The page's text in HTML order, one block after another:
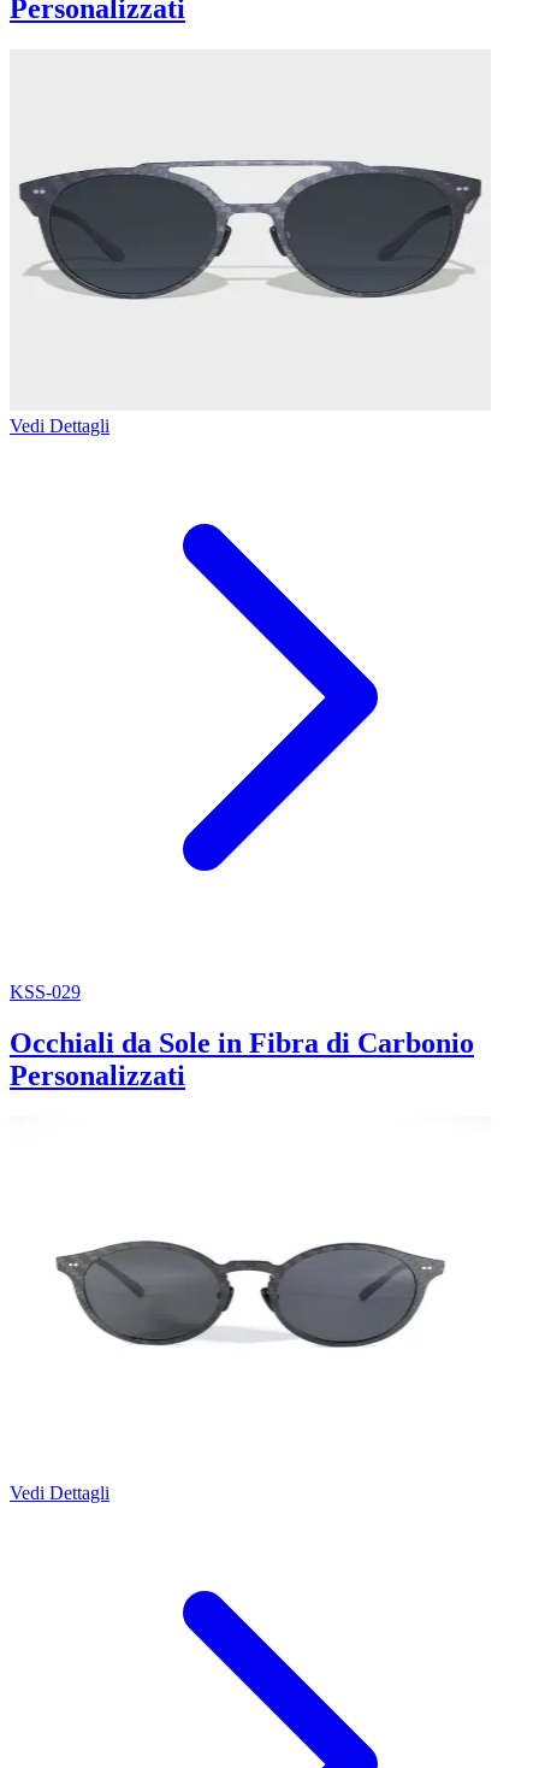
Personalizzati
Vedi Dettagli
KSS-029
Occhiali da Sole in Fibra di Carbonio
Personalizzati
Vedi Dettagli